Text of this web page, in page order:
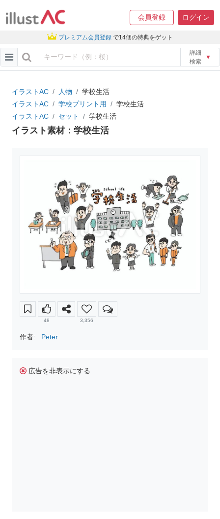
会員登録 ログイン
プレミアム会員登録 で14個の特典をゲット
詳細
検索
▼
イラストAC 人物
学校生活
イラストAC
学校プリント用
学校生活
イラストAC
セット 学校生活
イラスト素材：学校生活
48 3,356
作者: Peter
広告を非表示にする